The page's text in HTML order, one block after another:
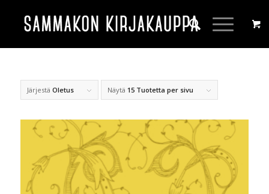
Järjestä Oletus Näytä 15 Tuotetta per sivu